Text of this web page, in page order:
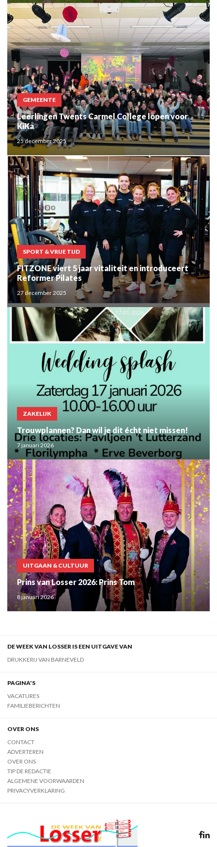
GEMEENTE
Leerlingen Twents Carmel College lopen voor
KiKa
25 december 2025
SPORT & VRIJE TIJD
FITZONE viert 5 jaar vitaliteit en introduceert
Reformer Pilates
27 december 2025
ZAKELIJK
Trouwplannen? Dan wil je dit écht niet missen!
7 januari 2026
UITGAAN & CULTUUR
Prins van Losser 2026: Prins Tom
8 januari 2026
DE WEEK VAN LOSSER IS EEN UITGAVE VAN
DRUKKERIJ VAN BARNEVELD
PAGINA'S
VACATURES
FAMILIEBERICHTEN
OVER ONS
CONTACT
ADVERTEREN
OVER ONS
TIP DE REDACTIE
ALGEMENE VOORWAARDEN
PRIVACYVERKLARING